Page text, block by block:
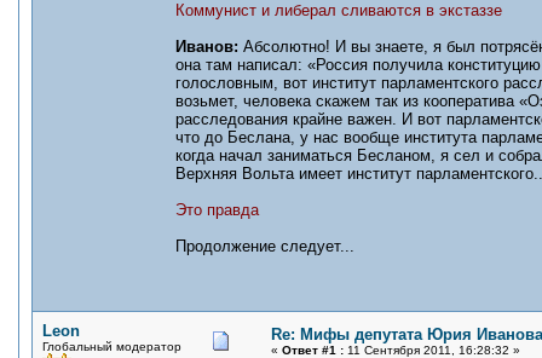
Коммунист и либерал сливаются в экстаззе
Иванов: Абсолютно! И вы знаете, я был
она там написал: «Россия получила
голословным, вот институт парламентского
возьмет, человека скажем так из кооператива
расследования крайне важен. И вот
что до Беслана, у нас вообще института
когда начал заниматься Бесланом, я сел и
Верхняя Вольта имеет институт
Это правда
Продолжение следует...
Leon
Глобальный модератор
Re: Мифы депутата Юрия Иванова
« Ответ #1 : 11 Сентября 2011, 16:28:32 »